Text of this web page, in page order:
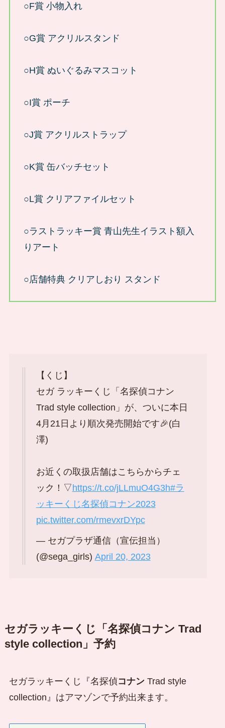
○F賞 小物入れ
○G賞 アクリルスタンド
○H賞 ぬいぐるみマスコット
○I賞 ポーチ
○J賞 アクリルストラップ
○K賞 缶バッチセット
○L賞 クリアファイルセット
○ラストラッキー賞 青山先生イラスト額入
りアート
○店舗特典 クリアしおり スタンド
【くじ】
セガ ラッキーくじ「名探偵コナン
Trad style collection」が、ついに本日
4月21日より順次発売開始です🎉(白
澤)
お近くの取扱店舗はこちらからチェ
ック！▽ https://t.co/jLLmuO4G3h#ラ
ッキーくじ名探偵コナン2023
pic.twitter.com/rmevxrDYpc
— セガプラザ通信（宣伝担当）
(@sega_girls) April 20, 2023
セガラッキーくじ「名探偵コナン Trad
style collection」予約
セガラッキーくじ『名探偵コナンTrad style
collection』はアマゾンで予約出来ます。